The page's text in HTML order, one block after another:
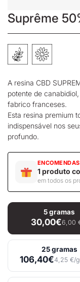
Suprême
A resina CBD
potente de
fabrico franceses.
Esta resina premium
indispensável nos
profundo.
1 produto
em todos os
5 gramas
30,00€6,00
25 gramas
106,40€4,25 €/g